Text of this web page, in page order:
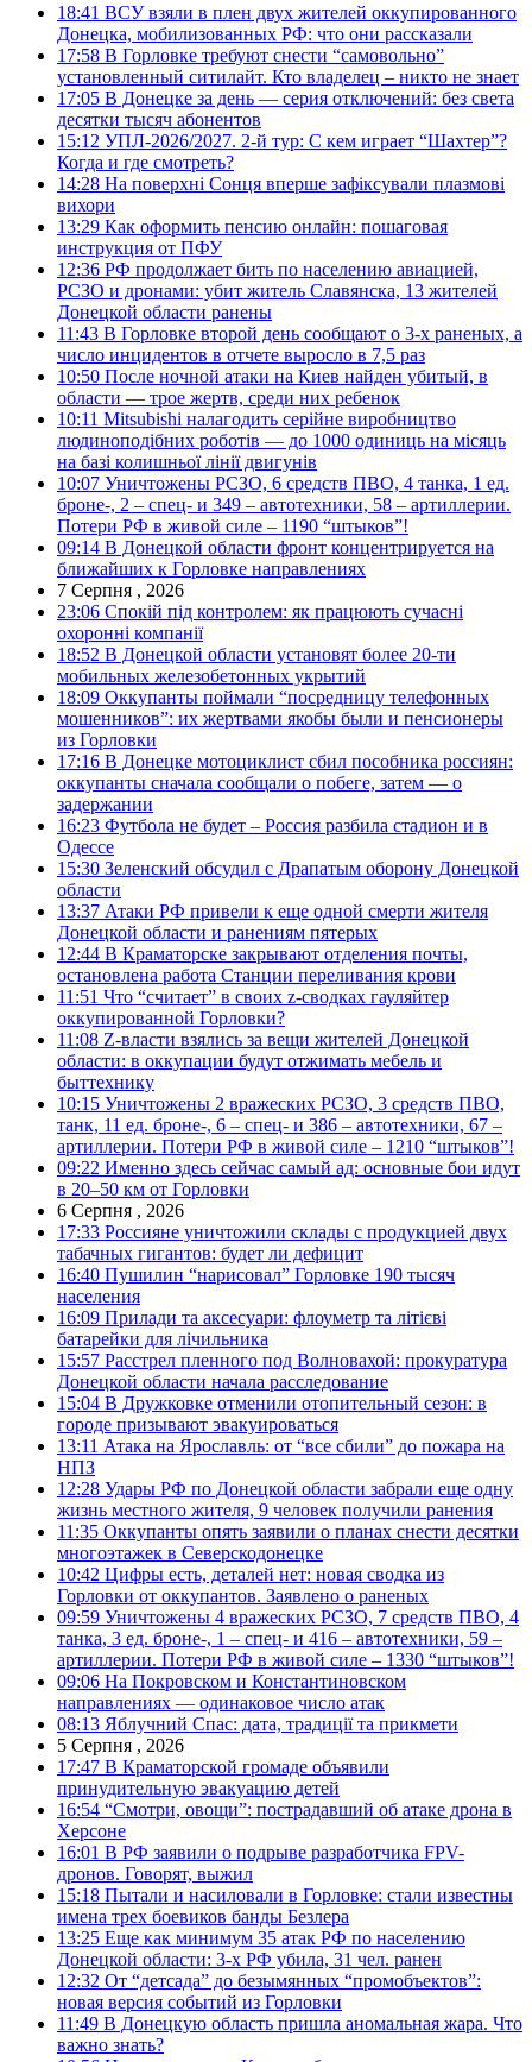
18:41 ВСУ взяли в плен двух жителей оккупированного
Донецка, мобилизованных РФ: что они рассказали
17:58 В Горловке требуют снести “самовольно”
установленный ситилайт. Кто владелец – никто не знает
17:05 В Донецке за день — серия отключений: без света
десятки тысяч абонентов
15:12 УПЛ-2026/2027. 2-й тур: С кем играет “Шахтер”?
Когда и где смотреть?
14:28 На поверхні Сонця вперше зафіксували плазмові
вихори
13:29 Как оформить пенсию онлайн: пошаговая
инструкция от ПФУ
12:36 РФ продолжает бить по населению авиацией,
РСЗО и дронами: убит житель Славянска, 13 жителей
Донецкой области ранены
11:43 В Горловке второй день сообщают о 3-х раненых, а
число инцидентов в отчете выросло в 7,5 раз
10:50 После ночной атаки на Киев найден убитый, в
области — трое жертв, среди них ребенок
10:11 Mitsubishi налагодить серійне виробництво
людиноподібних роботів — до 1000 одиниць на місяць
на базі колишньої лінії двигунів
10:07 Уничтожены РСЗО, 6 средств ПВО, 4 танка, 1 ед.
броне-, 2 – спец- и 349 – автотехники, 58 – артиллерии.
Потери РФ в живой силе – 1190 “штыков”!
09:14 В Донецкой области фронт концентрируется на
ближайших к Горловке направлениях
7 Серпня , 2026
23:06 Спокій під контролем: як працюють сучасні
охоронні компанії
18:52 В Донецкой области установят более 20-ти
мобильных железобетонных укрытий
18:09 Оккупанты поймали “посредницу телефонных
мошенников”: их жертвами якобы были и пенсионеры
из Горловки
17:16 В Донецке мотоциклист сбил пособника россиян:
оккупанты сначала сообщали о побеге, затем — о
задержании
16:23 Футбола не будет – Россия разбила стадион и в
Одессе
15:30 Зеленский обсудил с Драпатым оборону Донецкой
области
13:37 Атаки РФ привели к еще одной смерти жителя
Донецкой области и ранениям пятерых
12:44 В Краматорске закрывают отделения почты,
остановлена работа Станции переливания крови
11:51 Что “считает” в своих z-сводках гауляйтер
оккупированной Горловки?
11:08 Z-власти взялись за вещи жителей Донецкой
области: в оккупации будут отжимать мебель и
быттехнику
10:15 Уничтожены 2 вражеских РСЗО, 3 средств ПВО,
танк, 11 ед. броне-, 6 – спец- и 386 – автотехники, 67 –
артиллерии. Потери РФ в живой силе – 1210 “штыков”!
09:22 Именно здесь сейчас самый ад: основные бои идут
в 20–50 км от Горловки
6 Серпня , 2026
17:33 Россияне уничтожили склады с продукцией двух
табачных гигантов: будет ли дефицит
16:40 Пушилин “нарисовал” Горловке 190 тысяч
населения
16:09 Прилади та аксесуари: флоуметр та літієві
батарейки для лічильника
15:57 Расстрел пленного под Волновахой: прокуратура
Донецкой области начала расследование
15:04 В Дружковке отменили отопительный сезон: в
городе призывают эвакуироваться
13:11 Атака на Ярославль: от “все сбили” до пожара на
НПЗ
12:28 Удары РФ по Донецкой области забрали еще одну
жизнь местного жителя, 9 человек получили ранения
11:35 Оккупанты опять заявили о планах снести десятки
многоэтажек в Северскодонецке
10:42 Цифры есть, деталей нет: новая сводка из
Горловки от оккупантов. Заявлено о раненых
09:59 Уничтожены 4 вражеских РСЗО, 7 средств ПВО, 4
танка, 3 ед. броне-, 1 – спец- и 416 – автотехники, 59 –
артиллерии. Потери РФ в живой силе – 1330 “штыков”!
09:06 На Покровском и Константиновском
направлениях — одинаковое число атак
08:13 Яблучний Спас: дата, традиції та прикмети
5 Серпня , 2026
17:47 В Краматорской громаде объявили
принудительную эвакуацию детей
16:54 “Смотри, овощи”: пострадавший об атаке дрона в
Херсоне
16:01 В РФ заявили о подрыве разработчика FPV-
дронов. Говорят, выжил
15:18 Пытали и насиловали в Горловке: стали известны
имена трех боевиков банды Безлера
13:25 Еще как минимум 35 атак РФ по населению
Донецкой области: 3-х РФ убила, 31 чел. ранен
12:32 От “детсада” до безымянных “промобъектов”:
новая версия событий из Горловки
11:49 В Донецкую область пришла аномальная жара. Что
важно знать?